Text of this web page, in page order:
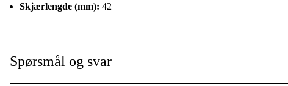
Skjærlengde (mm): 42
Spørsmål og svar